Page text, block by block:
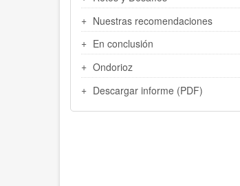
Nuestras recomendaciones
En conclusión
Ondorioz
Descargar informe (PDF)